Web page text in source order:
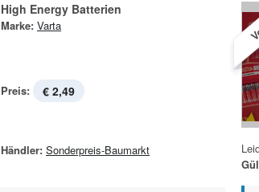
High Energy Batterien
Marke: Varta
Preis: € 2,49
Händler: Sonderpreis-Baumarkt